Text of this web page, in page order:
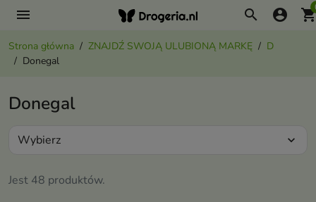
menu search account_circle
Strona główna ZNAJDŹ SWOJĄ ULUBIONĄ MARKĘ
D
Donegal
Donegal
Jest 48 produktów.
Wybierz expand_more